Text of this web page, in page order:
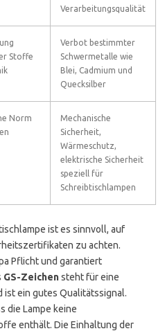
Verarbeitungsqualität
Stoffe
Verbot bestimmter
Schwermetalle wie
Blei, Cadmium und
Quecksilber
Norm
Mechanische
Sicherheit,
Wärmeschutz,
elektrische Sicherheit
speziell für
Schreibtischlampen
ist es sinnvoll, auf
zu achten.
Pflicht und garantiert
GS-Zeichensteht für eine
ein gutes Qualitätssignal.
die Lampe keine
enthält. Die Einhaltung der